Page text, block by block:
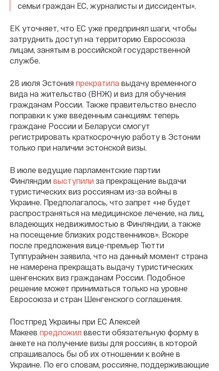
семьи граждан ЕС, журналисты и диссиденты».
ЕК уточняет, что ЕС уже предпринял шаги, чтобы
затруднить доступ на территорию Евросоюза
лицам, занятым в российской государственной
службе.
28 июля Эстония прекратила выдачу временного
вида на жительство (ВНЖ) и виз для обучения
гражданам России. Также правительство внесло
поправки к уже введенным санкциям: теперь
граждане России и Беларуси смогут
регистрировать краткосрочную работу в Эстонии
только при наличии эстонской визы.
В июле ведущие парламентские партии
Финляндии выступили за прекращение выдачи
туристических виз россиянам из-за войны в
Украине. Предполагалось, что запрет «не будет
распространяться на медицинское лечение, на лиц,
владеющих недвижимостью в Финляндии, а также
на посещение близких родственников». Вскоре
после предложения вице-премьер Тютти
Туппурайнен заявила, что на данный момент страна
не намерена прекращать выдачу туристических
шенгенских виз гражданам России. Подобное
решение может приниматься только на уровне
Евросоюза и стран Шенгенского соглашения.
Постпред Украины при ЕС Алексей
Макеев предложил ввести обязательную форму в
анкете на получение визы для россиян, в которой
спрашивалось бы об их отношении к войне в
Украине. По его словам, россияне, поддерживающие